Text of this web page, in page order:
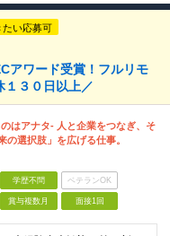
たい応募可
アワード受賞！フルリモ
３０日以上／
はアナタ- 人と企業をつなぎ、そ
の選択肢」を広げる仕事。
学歴不問 ベテランOK
賞与複数月 面接1回